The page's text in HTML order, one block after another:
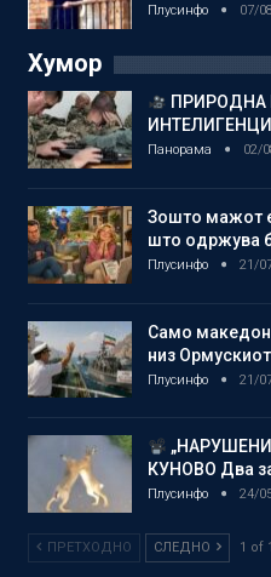
Плусинфо 07/
Хумор
ПРИРОДНА
Панорама 02/
Зошто мажот
што одржува
Плусинфо 21/
Само
низ
Плусинфо 21/
КУНОВО Два
Плусинфо 24/
ПРЕТХОДНО СЛЕДНО 1 of